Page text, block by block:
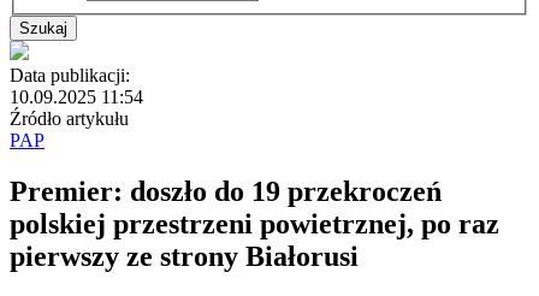
Data publikacji:
10.09.2025 11:54
Źródło artykułu
PAP
Premier: doszło do 19 przekroczeń
polskiej przestrzeni powietrznej, po raz
pierwszy ze strony Białorusi